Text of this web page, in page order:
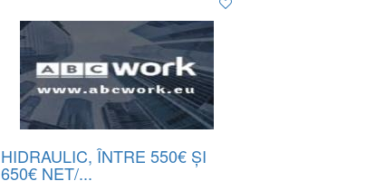
HIDRAULIC, ÎNTRE 550€ ȘI
650€ NET/...